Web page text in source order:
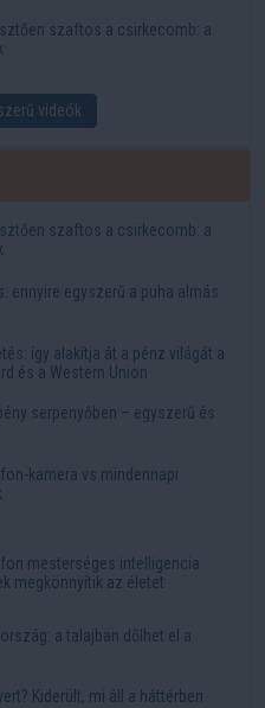
szaftos a csirkecomb: a
videók
szaftos a csirkecomb: a
ennyire egyszerű a puha almás
így alakítja át a pénz világát a
és a Western Union
serpenyőben – egyszerű és
kamera vs mindennapi
mesterséges intelligencia
megkönnyítik az életet
a talajban dőlhet el a
Kiderült, mi áll a háttérben